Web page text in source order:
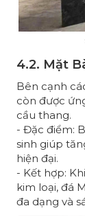
4.2. Mặt
Bên cạnh
còn được
cầu thang.
- Đặc điểm:
sinh giúp
hiện đại.
- Kết hợp:
kim loại, đá
đa dạng và